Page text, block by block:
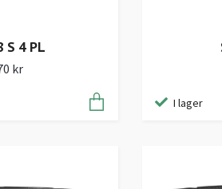
S 4 PL
kr
I lager